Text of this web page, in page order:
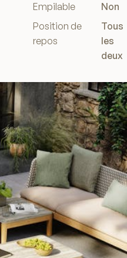
Empilable
Non
Position de
repos
Tous
les
deux